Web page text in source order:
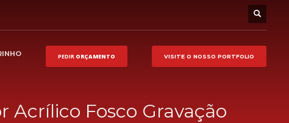
PEDIR ORÇAMENTO VISITE O NOSSO PORTFOLIO
Acrílico Fosco Gravação